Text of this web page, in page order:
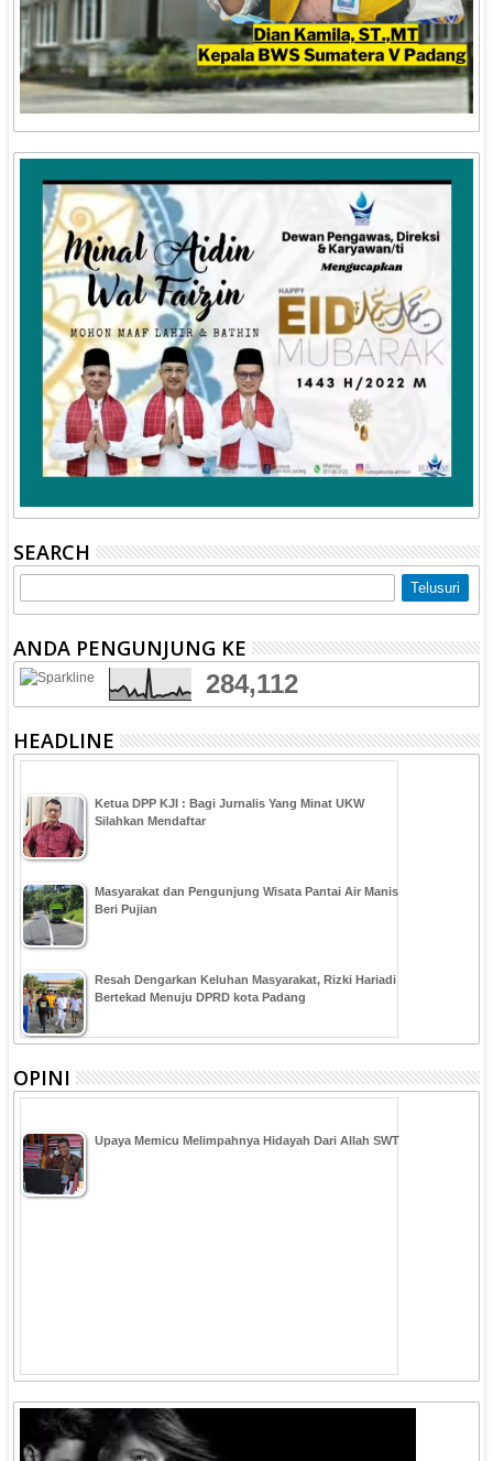
SEARCH
ANDA PENGUNJUNG KE
284,112
HEADLINE
Ketua DPP KJI : Bagi Jurnalis Yang Minat UKW
Silahkan Mendaftar
Masyarakat dan Pengunjung Wisata Pantai Air Manis
Beri Pujian
Resah Dengarkan Keluhan Masyarakat, Rizki Hariadi
Bertekad Menuju DPRD kota Padang
OPINI
Upaya Memicu Melimpahnya Hidayah Dari Allah SWT